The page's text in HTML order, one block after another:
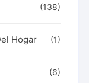
(138)
Hogar (1)
(6)